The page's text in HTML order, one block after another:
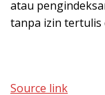
atau
tanpa izin tertulis
Source link